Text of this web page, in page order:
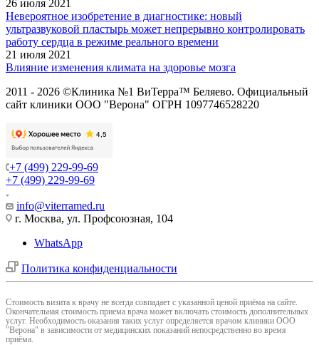
26 июля 2021
Невероятное изобретение в диагностике: новый
ультразвуковой пластырь может непрерывно контролировать
работу сердца в режиме реального времени
21 июля 2021
Влияние изменения климата на здоровье мозга
2011 - 2026 ©Клиника №1 ВиТерра™ Беляево. Официальный
сайт клиники ООО "Верона" ОГРН 1097746528220
+7 (499) 229-99-69
+7 (499) 229-99-69
info@viterramed.ru
г. Москва, ул. Профсоюзная, 104
WhatsApp
Политика конфиденциальности
Cтоимость визита к врачу не всегда совпадает с указанной ценой приёма на сайте.
Окончательная стоимость приема врача может включать стоимость дополнительных
услуг. Необходимость оказания таких услуг определяется врачом клиники ООО
"Верона" в зависимости от медицинских показаний непосредственно во время
приёма.